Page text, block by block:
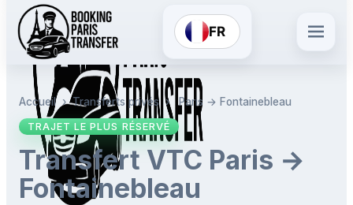
FR
Accueil › Transferts privés › Paris → Fontainebleau
TRAJET LE PLUS RÉSERVÉ
Transfert VTC Paris →
Fontainebleau